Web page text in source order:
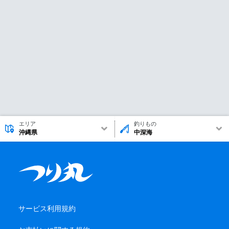
エリア
沖縄県
釣りもの
中深海
サービス利用規約